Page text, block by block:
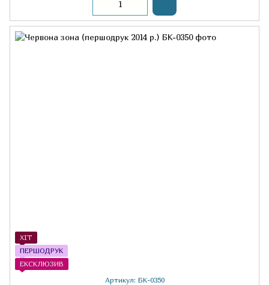
ХІТ
ПЕРШОДРУК
ЕКСКЛЮЗИВ
Артикул: БК-0350